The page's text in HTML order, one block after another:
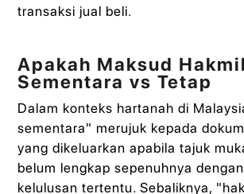
transaksi jual beli.
Apakah Maksud
Sementara vs Tetap
Dalam konteks hartanah di
sementara" merujuk kepada
yang dikeluarkan apabila tajuk
belum lengkap sepenuhnya
kelulusan tertentu. Sebaliknya,